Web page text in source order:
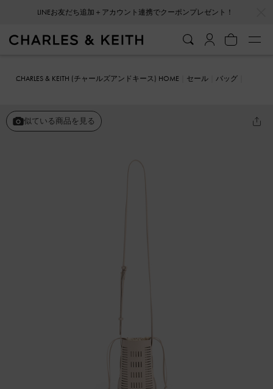
LINEお友だち追加＋アカウント連携でクーポンプレゼント！
CHARLES & KEITH (チャールズアンドキース) HOME セール
バッグ
似ている商品を見る